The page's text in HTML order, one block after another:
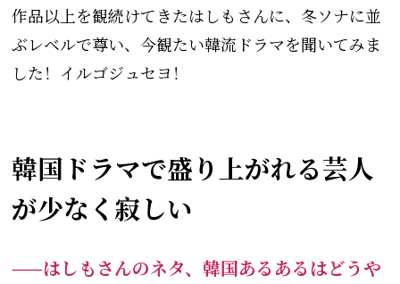
作品以上を観続けてきたはしもさんに、冬ソナに並
ぶレベルで尊い、今観たい韓流ドラマを聞いてみま
した！イルゴジュセヨ！
韓国ドラマで盛り上がれる芸人
が少なく寂しい
——はしもさんのネタ、韓国あるあるはどうや